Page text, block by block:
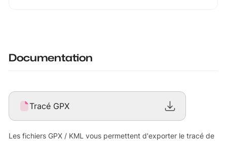
Documentation
Tracé GPX
Les fichiers GPX / KML vous permettent d'exporter le tracé de